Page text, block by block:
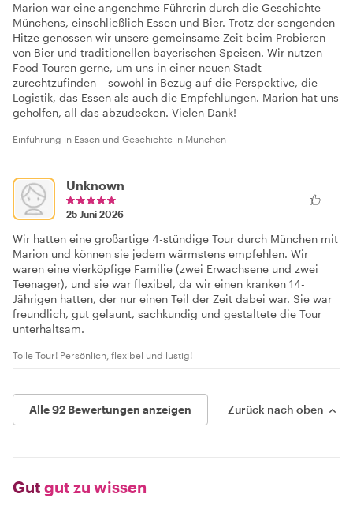
Marion war eine angenehme Führerin durch die Geschichte
Münchens, einschließlich Essen und Bier. Trotz der sengenden
Hitze genossen wir unsere gemeinsame Zeit beim Probieren
von Bier und traditionellen bayerischen Speisen. Wir nutzen
Food-Touren gerne, um uns in einer neuen Stadt
zurechtzufinden – sowohl in Bezug auf die Perspektive, die
Logistik, das Essen als auch die Empfehlungen. Marion hat uns
geholfen, all das abzudecken. Vielen Dank!
Einführung in Essen und Geschichte in München
Unknown
25 Juni 2026
Wir hatten eine großartige 4-stündige Tour durch München mit
Marion und können sie jedem wärmstens empfehlen. Wir
waren eine vierköpfige Familie (zwei Erwachsene und zwei
Teenager), und sie war flexibel, da wir einen kranken 14-
Jährigen hatten, der nur einen Teil der Zeit dabei war. Sie war
freundlich, gut gelaunt, sachkundig und gestaltete die Tour
unterhaltsam.
Tolle Tour! Persönlich, flexibel und lustig!
Alle 92 Bewertungen anzeigen Zurück nach oben
Gut gut zu wissen